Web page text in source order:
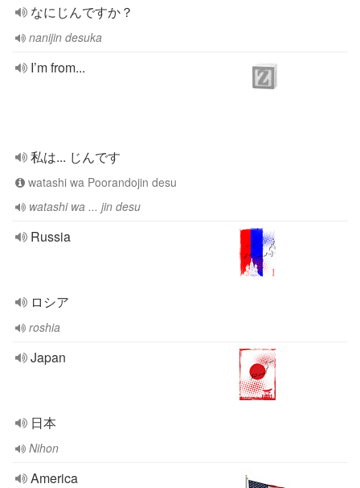
なにじんですか？
nanijin desuka
I’m from...
私は... じんです
watashi wa Poorandojin desu
watashi wa ... jin desu
Russia
ロシア
roshia
Japan
日本
Nihon
America